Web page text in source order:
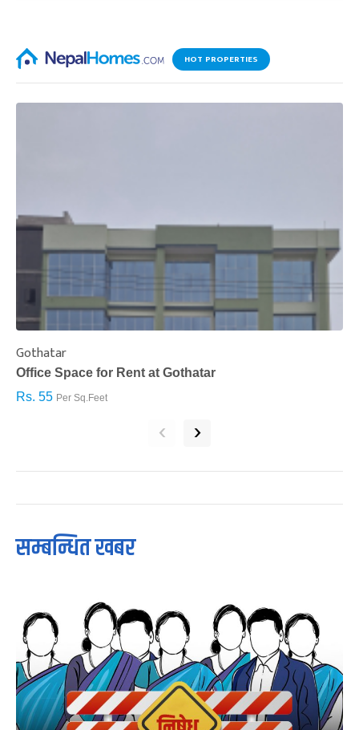
HOT PROPERTIES
Gothatar
Office Space for Rent at Gothatar
Rs. 55 Per Sq.Feet
‹ ›
सम्बन्धित खबर